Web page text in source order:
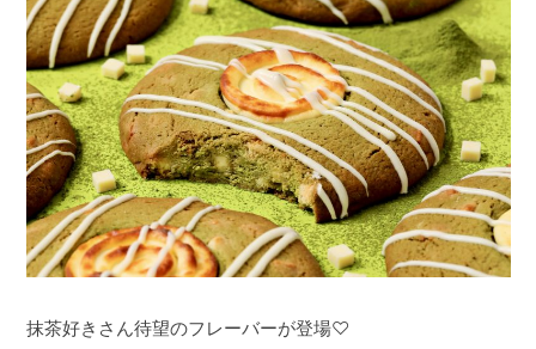
抹茶好きさん待望のフレーバーが登場♡